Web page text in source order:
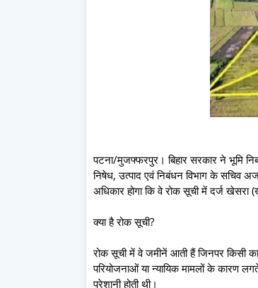
पटना/मुजफ्फरपुर। बिहार सरकार ने भूमि
निषेध, उत्पाद एवं निबंधन विभाग के सचिव
अधिकार होगा कि वे रोक सूची में दर्ज खेसरा
क्या है रोक सूची?
रोक सूची में वे जमीनें आती हैं जिनपर किसी
परियोजनाओं या न्यायिक मामलों के कारण
परेशानी होती थी।